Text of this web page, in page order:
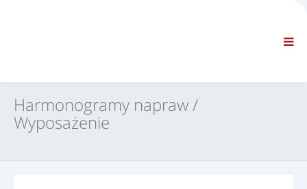
NAWIGACJA STANDARDOWA
WARUNKI
WSPARCIE TECHNICZNE
Harmonogramy napraw /
Wyposażenie